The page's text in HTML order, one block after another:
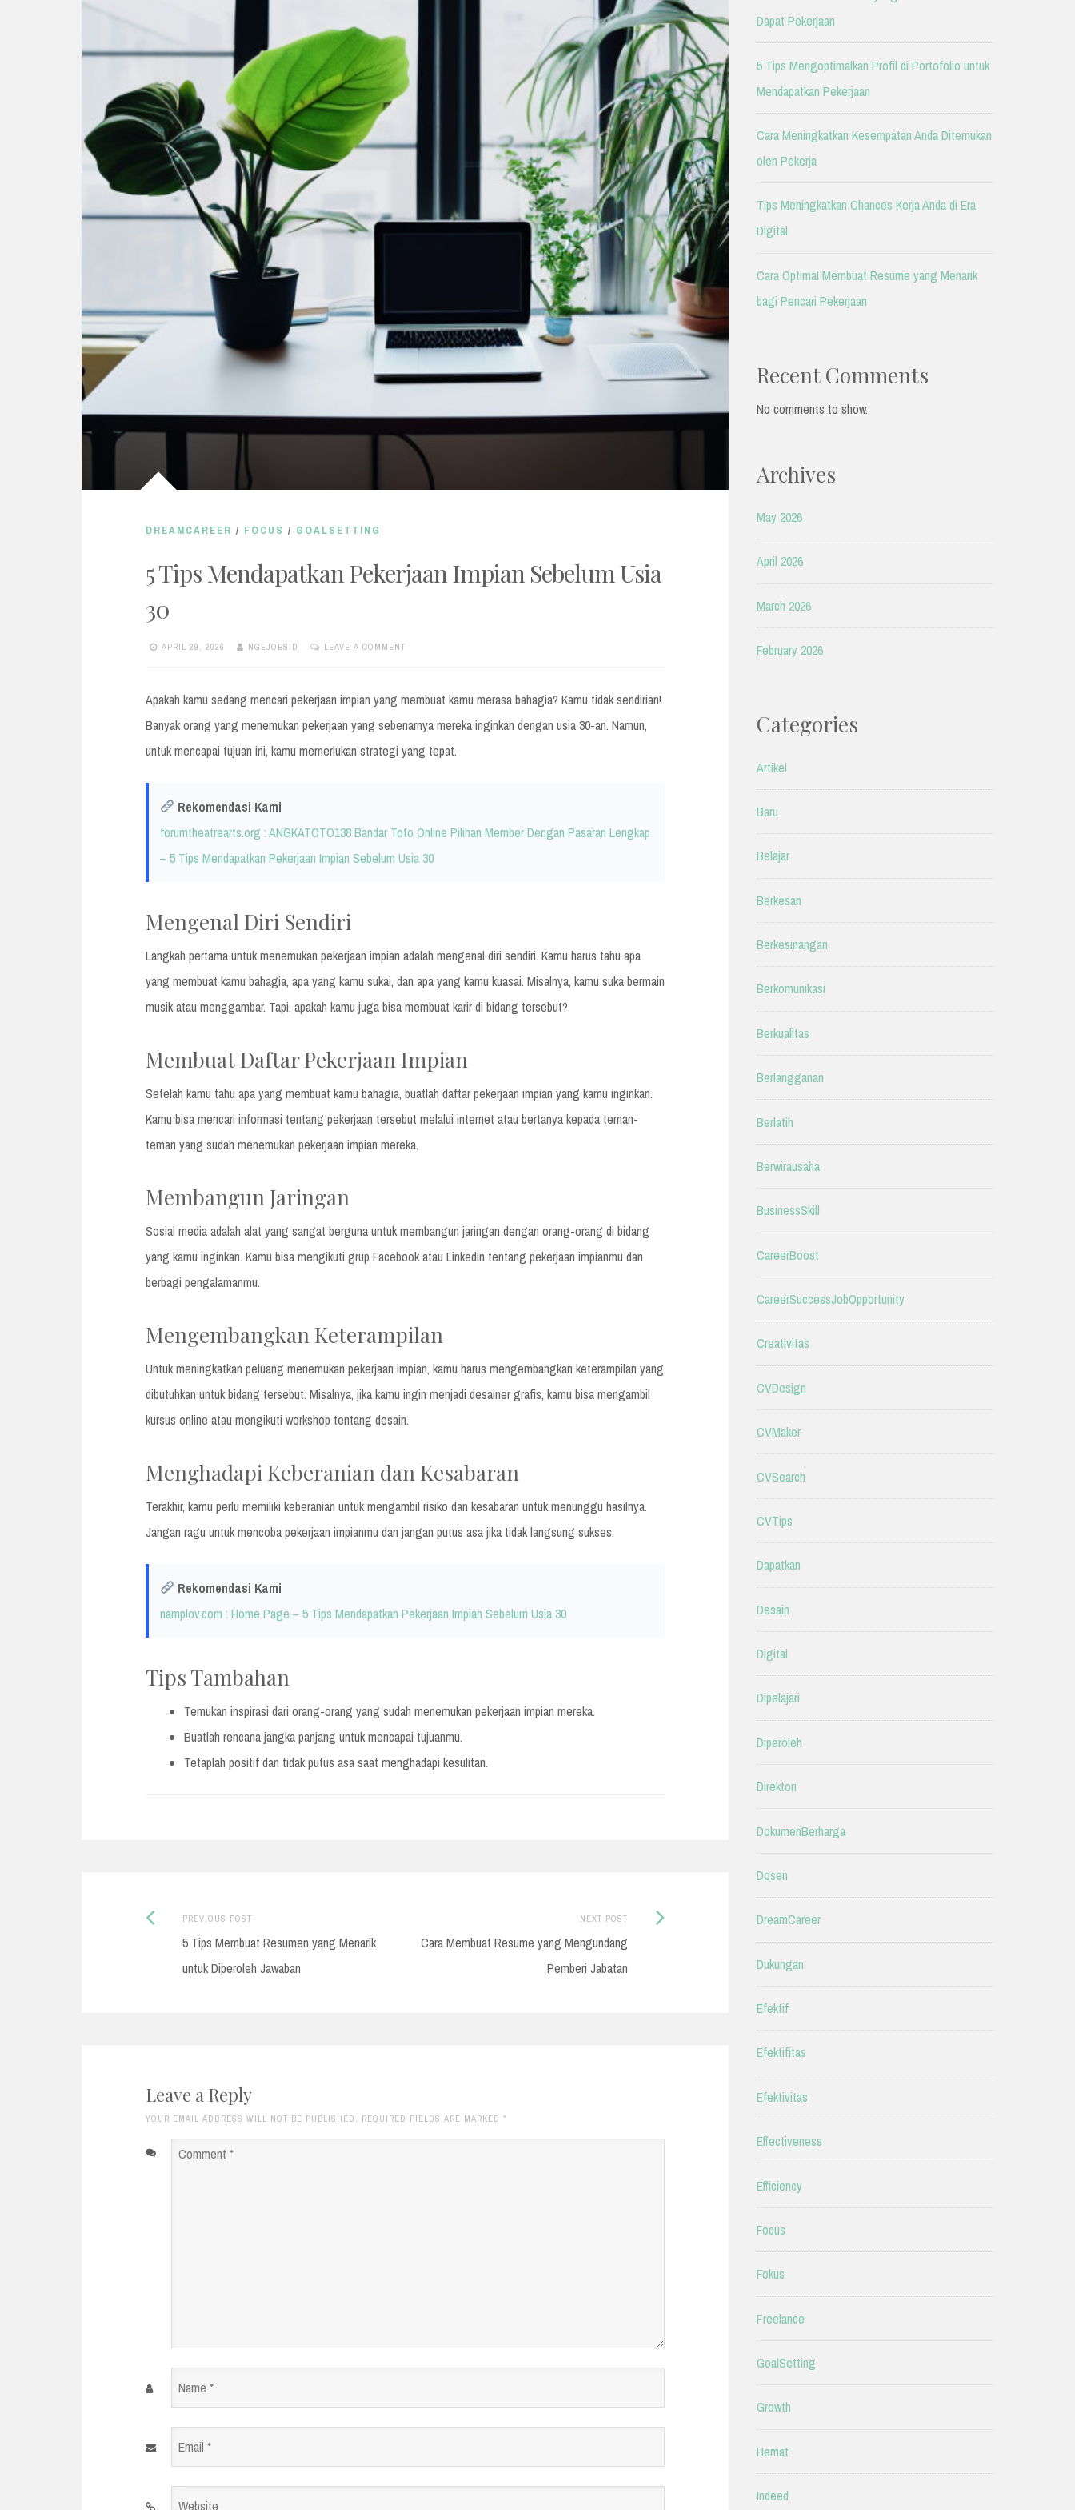
DREAMCAREER / FOCUS / GOALSETTING
5 Tips Mendapatkan Pekerjaan Impian Sebelum Usia
30
APRIL 29, 2026 NGEJOBSID LEAVE A COMMENT
Apakah kamu sedang mencari pekerjaan impian yang membuat kamu merasa bahagia? Kamu tidak sendirian!
Banyak orang yang menemukan pekerjaan yang sebenarnya mereka inginkan dengan usia 30-an. Namun,
untuk mencapai tujuan ini, kamu memerlukan strategi yang tepat.
Rekomendasi Kami
forumtheatrearts.org : ANGKATOTO138 Bandar Toto Online Pilihan Member Dengan Pasaran Lengkap
– 5 Tips Mendapatkan Pekerjaan Impian Sebelum Usia 30
Mengenal Diri Sendiri
Langkah pertama untuk menemukan pekerjaan impian adalah mengenal diri sendiri. Kamu harus tahu apa
yang membuat kamu bahagia, apa yang kamu sukai, dan apa yang kamu kuasai. Misalnya, kamu suka bermain
musik atau menggambar. Tapi, apakah kamu juga bisa membuat karir di bidang tersebut?
Membuat Daftar Pekerjaan Impian
Setelah kamu tahu apa yang membuat kamu bahagia, buatlah daftar pekerjaan impian yang kamu inginkan.
Kamu bisa mencari informasi tentang pekerjaan tersebut melalui internet atau bertanya kepada teman-
teman yang sudah menemukan pekerjaan impian mereka.
Membangun Jaringan
Sosial media adalah alat yang sangat berguna untuk membangun jaringan dengan orang-orang di bidang
yang kamu inginkan. Kamu bisa mengikuti grup Facebook atau LinkedIn tentang pekerjaan impianmu dan
berbagi pengalamanmu.
Mengembangkan Keterampilan
Untuk meningkatkan peluang menemukan pekerjaan impian, kamu harus mengembangkan keterampilan yang
dibutuhkan untuk bidang tersebut. Misalnya, jika kamu ingin menjadi desainer grafis, kamu bisa mengambil
kursus online atau mengikuti workshop tentang desain.
Menghadapi Keberanian dan Kesabaran
Terakhir, kamu perlu memiliki keberanian untuk mengambil risiko dan kesabaran untuk menunggu hasilnya.
Jangan ragu untuk mencoba pekerjaan impianmu dan jangan putus asa jika tidak langsung sukses.
Rekomendasi Kami
namplov.com : Home Page – 5 Tips Mendapatkan Pekerjaan Impian Sebelum Usia 30
Tips Tambahan
Temukan inspirasi dari orang-orang yang sudah menemukan pekerjaan impian mereka.
Buatlah rencana jangka panjang untuk mencapai tujuanmu.
Tetaplah positif dan tidak putus asa saat menghadapi kesulitan.
Post
navigation
PREVIOUS POSTPrevious
post:
5 Tips Membuat Resumen yang Menarik
untuk Diperoleh Jawaban
NEXT POST
Cara Membuat Resume yang Mengundang
Pemberi Jabatan
Next
Leave a Reply
YOUR EMAIL ADDRESS WILL NOT BE PUBLISHED. REQUIRED FIELDS ARE MARKED *
Comment
Name
Email
Website
Dapat Pekerjaan
5 Tips Mengoptimalkan Profil di Portofolio untuk
Mendapatkan Pekerjaan
Cara Meningkatkan Kesempatan Anda Ditemukan
oleh Pekerja
Tips Meningkatkan Chances Kerja Anda di Era
Digital
Cara Optimal Membuat Resume yang Menarik
bagi Pencari Pekerjaan
Recent Comments
No comments to show.
Archives
May 2026
April 2026
March 2026
February 2026
Categories
Artikel
Baru
Belajar
Berkesan
Berkesinangan
Berkomunikasi
Berkualitas
Berlangganan
Berlatih
Berwirausaha
BusinessSkill
CareerBoost
CareerSuccessJobOpportunity
Creativitas
CVDesign
CVMaker
CVSearch
CVTips
Dapatkan
Desain
Digital
Dipelajari
Diperoleh
Direktori
DokumenBerharga
Dosen
DreamCareer
Dukungan
Efektif
Efektifitas
Efektivitas
Effectiveness
Efficiency
Focus
Fokus
Freelance
GoalSetting
Growth
Hemat
Indeed